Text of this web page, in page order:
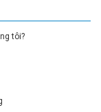
tôi?